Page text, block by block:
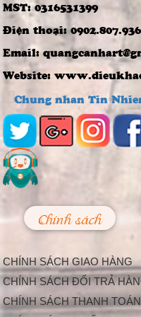
MST: 0316531399
Điện thoại: 0902.807.936
Email:
Website:
Chính sách
CHÍNH SÁCH GIAO HÀNG
CHÍNH SÁCH ĐỔI TRẢ
CHÍNH SÁCH THANH TOÁN